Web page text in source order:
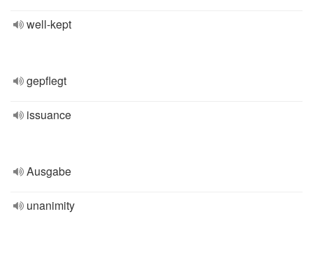
well-kept
gepflegt
issuance
Ausgabe
unanimity